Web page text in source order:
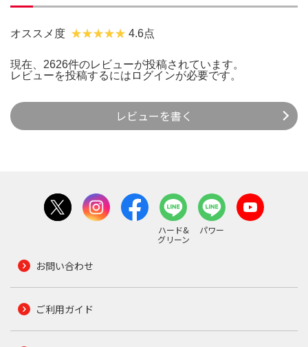
オススメ度 4.6点
現在、2626件のレビューが投稿されています。
レビューを投稿するには ログインが必要です。
レビューを書く
ハード&
グリーン
パワー
お問い合わせ
ご利用ガイド